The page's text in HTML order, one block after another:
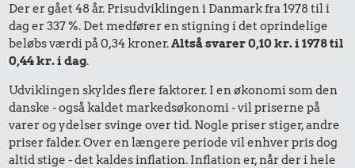
Der er gået 48 år. Prisudviklingen i Danmark fra 1978 til i
dag er 337 %. Det medfører en stigning i det oprindelige
beløbs værdi på 0,34 kroner.Altså svarer 0,10 kr. i 1978 til
0,44 kr. i dag.
Udviklingen skyldes flere faktorer. I en økonomi som den
danske - også kaldet markedsøkonomi - vil priserne på
varer og ydelser svinge over tid. Nogle priser stiger, andre
priser falder. Over en længere periode vil enhver pris dog
altid stige - det kaldes inflation. Inflation er, når der i hele